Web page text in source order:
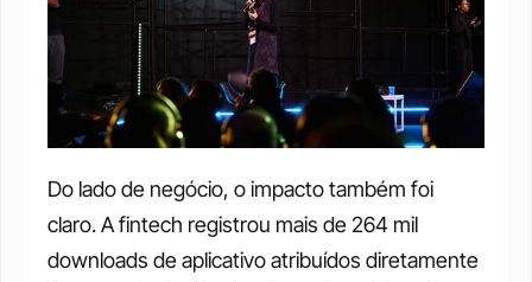
Do lado de negócio, o impacto também foi
claro. A fintech registrou mais de 264 mil
downloads de aplicativo atribuídos diretamente